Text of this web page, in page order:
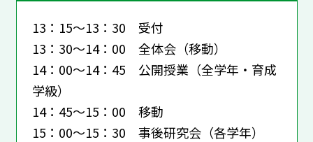
13：15～13：30 受付
13：30～14：00 全体会（移動）
14：00～14：45 公開授業（全学年・育成
学級）
14：45～15：00 移動
15：00～15：30 事後研究会（各学年）